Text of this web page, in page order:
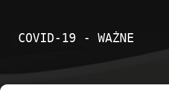
COVID-19 - WAŻNE